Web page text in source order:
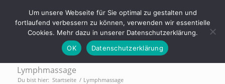
Tel.: 0911 - 2171 4565 | info@trainings-lounge.de
Lymphmassage
Du bist hier: Startseite / Lymphmassage
Um unsere Webseite für Sie optimal zu gestalten und
fortlaufend verbessern zu können, verwenden wir essentielle
Cookies. Mehr dazu in unserer Datenschutzerklärung.
OK
Datenschutzerklärung